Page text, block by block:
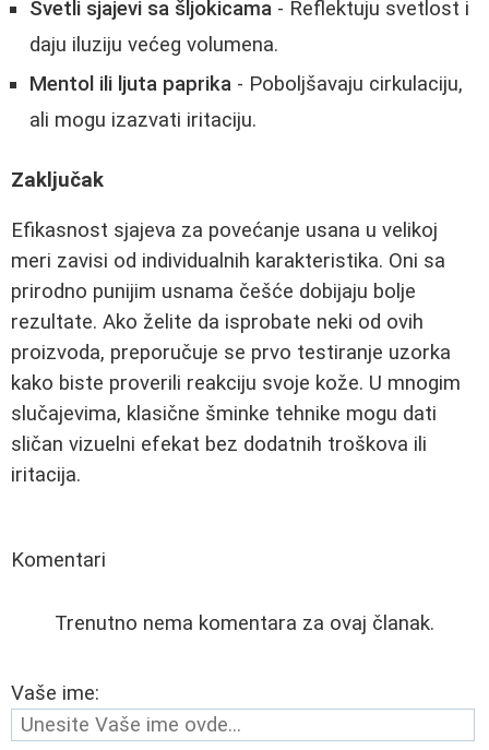
Svetli sjajevi sa šljokicama - Reflektuju svetlost i
daju iluziju većeg volumena.
Mentol ili ljuta paprika - Poboljšavaju cirkulaciju,
ali mogu izazvati iritaciju.
Zaključak
Efikasnost sjajeva za povećanje usana u velikoj
meri zavisi od individualnih karakteristika. Oni sa
prirodno punijim usnama češće dobijaju bolje
rezultate. Ako želite da isprobate neki od ovih
proizvoda, preporučuje se prvo testiranje uzorka
kako biste proverili reakciju svoje kože. U mnogim
slučajevima, klasične šminke tehnike mogu dati
sličan vizuelni efekat bez dodatnih troškova ili
iritacija.
Komentari
Trenutno nema komentara za ovaj članak.
Vaše ime: